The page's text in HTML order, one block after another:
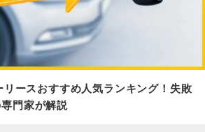
リースおすすめ人気ランキング！失敗
門家が解説